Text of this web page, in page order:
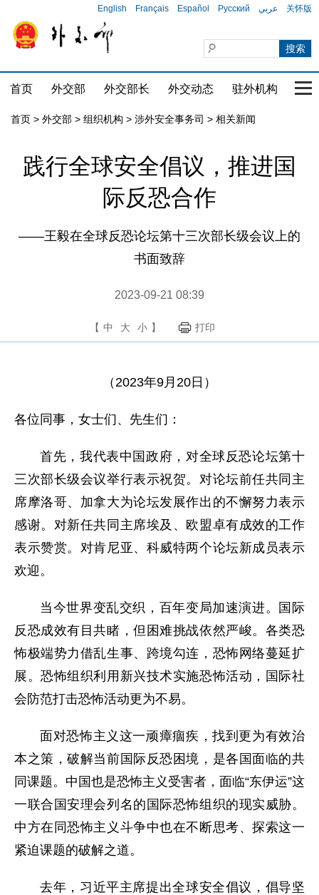
English Français Español Русский عربي 关怀版
首页 外交部 外交部长 外交动态 驻外机构 国
首页 > 外交部 > 组织机构 > 涉外安全事务司 > 相关新闻
践行全球安全倡议，推进国
际反恐合作
——王毅在全球反恐论坛第十三次部长级会议上的
书面致辞
2023-09-21 08:39
【 中 大 小 】 打印
（2023年9月20日）
各位同事，女士们、先生们：
首先，我代表中国政府，对全球反恐论坛第十
三次部长级会议举行表示祝贺。对论坛前任共同主
席摩洛哥、加拿大为论坛发展作出的不懈努力表示
感谢。对新任共同主席埃及、欧盟卓有成效的工作
表示赞赏。对肯尼亚、科威特两个论坛新成员表示
欢迎。
当今世界变乱交织，百年变局加速演进。国际
反恐成效有目共睹，但困难挑战依然严峻。各类恐
怖极端势力借乱生事、跨境勾连，恐怖网络蔓延扩
展。恐怖组织利用新兴技术实施恐怖活动，国际社
会防范打击恐怖活动更为不易。
面对恐怖主义这一顽瘴痼疾，找到更为有效治
本之策，破解当前国际反恐困境，是各国面临的共
同课题。中国也是恐怖主义受害者，面临“东伊运”这
一联合国安理会列名的国际恐怖组织的现实威胁。
中方在同恐怖主义斗争中也在不断思考、探索这一
紧迫课题的破解之道。
去年，习近平主席提出全球安全倡议，倡导坚